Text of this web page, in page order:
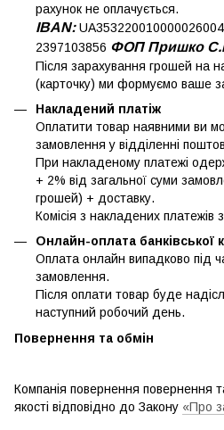
рахунок не оплачується.
IBAN:
2397103856 ФОП Пришко
Після зарахування грошей на
(карточку) ми формуємо ваше
Накладений платіж
Оплатити товар наявними ви
замовлення у відділенні
При накладеному платежі
+ 2% від загальної суми
грошей) + доставку.
Комісія з накладених платежів
Онлайн-оплата банківської
Оплата онлайн випадково під
замовлення.
Після оплати товар буде
наступний робочий день.
Повернення та обмін
Компанія повернення повернення
якості відповідно до Закону «Про